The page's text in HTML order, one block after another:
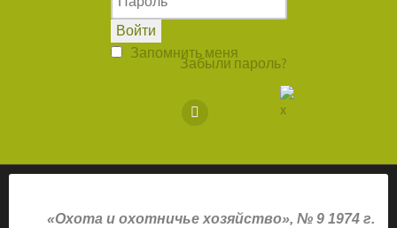
Войти
Запомнить меня
Забыли пароль?
«Охота и охотничье хозяйство», № 9 1974 г.